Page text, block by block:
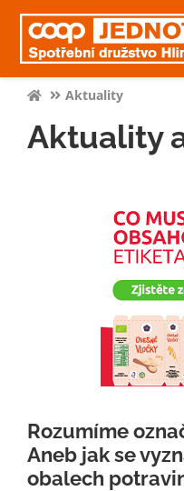
Aktuality
Aktuality
Rozumíme
Aneb jak se
obalech